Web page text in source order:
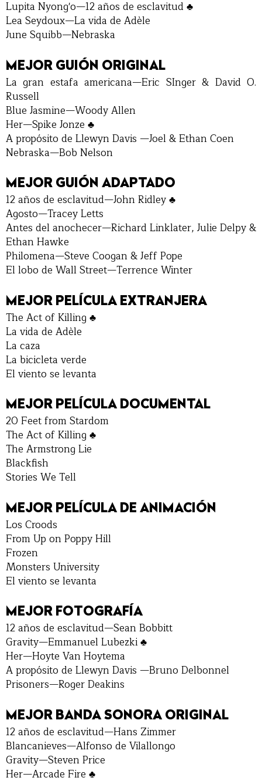
Lupita Nyong'o—12 años de esclavitud ♣
Lea Seydoux—La vida de Adèle
June Squibb—Nebraska
MEJOR GUIÓN ORIGINAL
La gran estafa americana—Eric SInger & David O.
Russell
Blue Jasmine—Woody Allen
Her—Spike Jonze ♣
A propósito de Llewyn Davis —Joel & Ethan Coen
Nebraska—Bob Nelson
MEJOR GUIÓN ADAPTADO
12 años de esclavitud—John Ridley ♣
Agosto—Tracey Letts
Antes del anochecer—Richard Linklater, Julie Delpy &
Ethan Hawke
Philomena—Steve Coogan & Jeff Pope
El lobo de Wall Street—Terrence Winter
MEJOR PELÍCULA EXTRANJERA
The Act of Killing ♣
La vida de Adèle
La caza
La bicicleta verde
El viento se levanta
MEJOR PELÍCULA DOCUMENTAL
20 Feet from Stardom
The Act of Killing ♣
The Armstrong Lie
Blackfish
Stories We Tell
MEJOR PELÍCULA DE ANIMACIÓN
Los Croods
From Up on Poppy Hill
Frozen
Monsters University
El viento se levanta
MEJOR FOTOGRAFÍA
12 años de esclavitud—Sean Bobbitt
Gravity—Emmanuel Lubezki ♣
Her—Hoyte Van Hoytema
A propósito de Llewyn Davis —Bruno Delbonnel
Prisoners—Roger Deakins
MEJOR BANDA SONORA ORIGINAL
12 años de esclavitud—Hans Zimmer
Blancanieves—Alfonso de Vilallongo
Gravity—Steven Price
Her—Arcade Fire ♣